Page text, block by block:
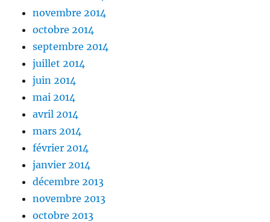
novembre 2014
octobre 2014
septembre 2014
juillet 2014
juin 2014
mai 2014
avril 2014
mars 2014
février 2014
janvier 2014
décembre 2013
novembre 2013
octobre 2013